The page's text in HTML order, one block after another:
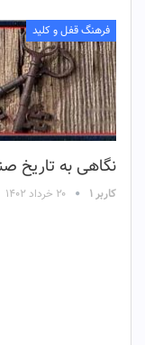
فرهنگ قفل و کلید
نگاهی به تاریخ
کاربر ۱ ۲۰ خرداد ۱۴۰۲